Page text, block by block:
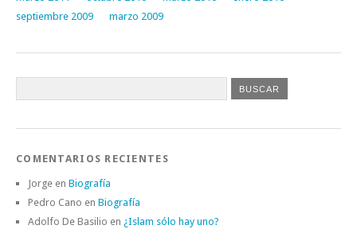
septiembre 2009
marzo 2009
COMENTARIOS RECIENTES
Jorge en Biografía
Pedro Cano en Biografía
Adolfo De Basilio en ¿Islam sólo hay uno?